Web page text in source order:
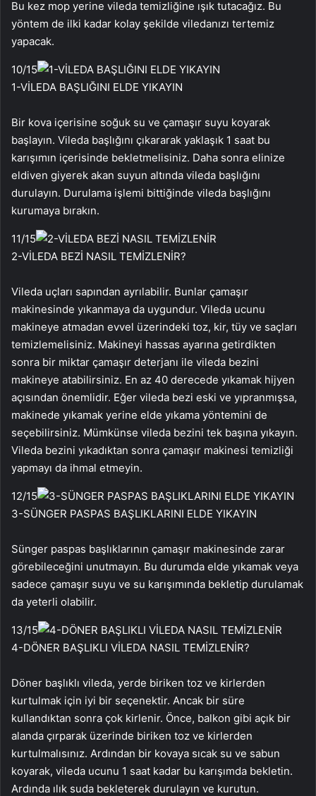
Bu kez mop yerine vileda temizliğine ışık tutacağız. Bu
yöntem de ilki kadar kolay şekilde viledanızı tertemiz
yapacak.
10/15
1-VİLEDA BAŞLIĞINI ELDE YIKAYIN
Bir kova içerisine soğuk su ve çamaşır suyu koyarak
başlayın. Vileda başlığını çıkararak yaklaşık 1 saat bu
karışımın içerisinde bekletmelisiniz. Daha sonra elinize
eldiven giyerek akan suyun altında vileda başlığını
durulayın. Durulama işlemi bittiğinde vileda başlığını
kurumaya bırakın.
11/15
2-VİLEDA BEZİ NASIL TEMİZLENİR?
Vileda uçları sapından ayrılabilir. Bunlar çamaşır
makinesinde yıkanmaya da uygundur. Vileda ucunu
makineye atmadan evvel üzerindeki toz, kir, tüy ve saçları
temizlemelisiniz. Makineyi hassas ayarına getirdikten
sonra bir miktar çamaşır deterjanı ile vileda bezini
makineye atabilirsiniz. En az 40 derecede yıkamak hijyen
açısından önemlidir. Eğer vileda bezi eski ve yıpranmışsa,
makinede yıkamak yerine elde yıkama yöntemini de
seçebilirsiniz. Mümkünse vileda bezini tek başına yıkayın.
Vileda bezini yıkadıktan sonra çamaşır makinesi temizliği
yapmayı da ihmal etmeyin.
12/15
3-SÜNGER PASPAS BAŞLIKLARINI ELDE YIKAYIN
Sünger paspas başlıklarının çamaşır makinesinde zarar
görebileceğini unutmayın. Bu durumda elde yıkamak veya
sadece çamaşır suyu ve su karışımında bekletip durulamak
da yeterli olabilir.
13/15
4-DÖNER BAŞLIKLI VİLEDA NASIL TEMİZLENİR?
Döner başlıklı vileda, yerde biriken toz ve kirlerden
kurtulmak için iyi bir seçenektir. Ancak bir süre
kullandıktan sonra çok kirlenir. Önce, balkon gibi açık bir
alanda çırparak üzerinde biriken toz ve kirlerden
kurtulmalısınız. Ardından bir kovaya sıcak su ve sabun
koyarak, vileda ucunu 1 saat kadar bu karışımda bekletin.
Ardında ılık suda bekleterek durulayın ve kurutun.